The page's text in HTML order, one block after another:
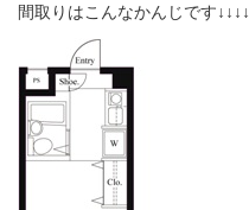
間取りはこんなかんじです↓↓↓↓